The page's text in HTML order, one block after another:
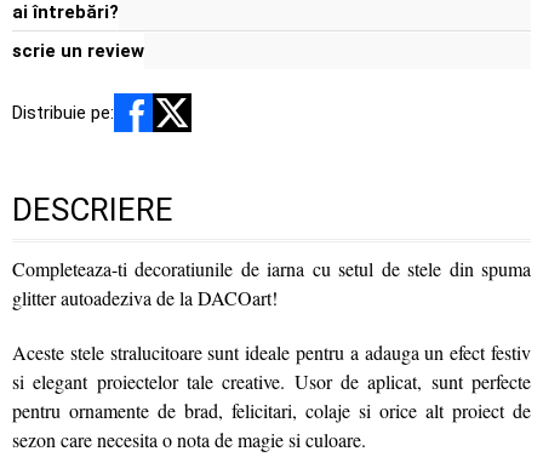
ai întrebări?
scrie un review
Distribuie pe:
DESCRIERE
Completeaza-ti decoratiunile de iarna cu setul de stele din spuma
glitter autoadeziva de la DACOart!
Aceste stele stralucitoare sunt ideale pentru a adauga un efect festiv
si elegant proiectelor tale creative. Usor de aplicat, sunt perfecte
pentru ornamente de brad, felicitari, colaje si orice alt proiect de
sezon care necesita o nota de magie si culoare.